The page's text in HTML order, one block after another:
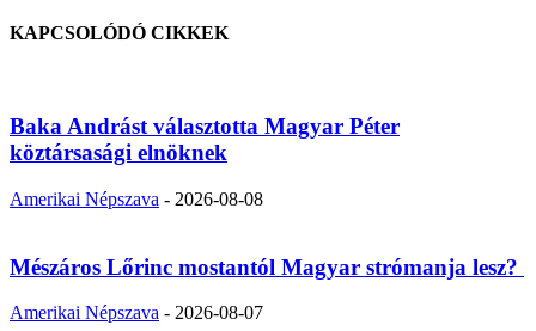
KAPCSOLÓDÓ CIKKEK
Baka Andrást választotta Magyar Péter
köztársasági elnöknek
Amerikai Népszava - 2026-08-08
Mészáros Lőrinc mostantól Magyar strómanja lesz?
Amerikai Népszava - 2026-08-07